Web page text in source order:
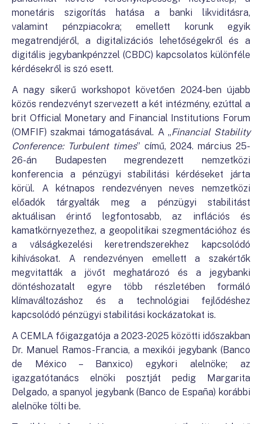
monetáris szigorítás hatása a banki likviditásra,
valamint pénzpiacokra; emellett korunk egyik
megatrendjéről, a digitalizációs lehetőségekről és a
digitális jegybankpénzzel (CBDC) kapcsolatos különféle
kérdésekről is szó esett.
A nagy sikerű workshopot követően 2024-ben újabb
közös rendezvényt szervezett a két intézmény, ezúttal a
brit Official Monetary and Financial Institutions Forum
(OMFIF) szakmai támogatásával. A „Financial Stability
Conference: Turbulent times” című, 2024. március 25-
26-án Budapesten megrendezett nemzetközi
konferencia a pénzügyi stabilitási kérdéseket járta
körül. A kétnapos rendezvényen neves nemzetközi
előadók tárgyalták meg a pénzügyi stabilitást
aktuálisan érintő legfontosabb, az inflációs és
kamatkörnyezethez, a geopolitikai szegmentációhoz és
a válságkezelési keretrendszerekhez kapcsolódó
kihívásokat. A rendezvényen emellett a szakértők
megvitatták a jövőt meghatározó és a jegybanki
döntéshozatalt egyre több részletében formáló
klímaváltozáshoz és a technológiai fejlődéshez
kapcsolódó pénzügyi stabilitási kockázatokat is.
A CEMLA főigazgatója a 2023-2025 közötti időszakban
Dr. Manuel Ramos-Francia, a mexikói jegybank (Banco
de México – Banxico) egykori alelnöke; az
igazgatótanács elnöki posztját pedig Margarita
Delgado, a spanyol jegybank (Banco de España) korábbi
alelnöke tölti be.